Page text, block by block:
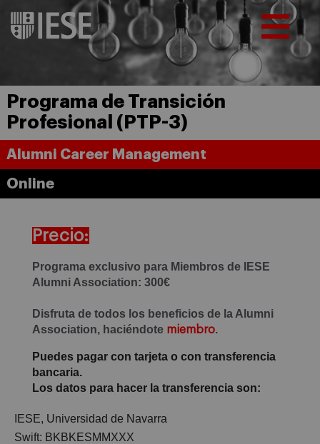
Programa de Transición
Profesional (PTP-3)
Alumni Career Management
Online
Precio:
Programa exclusivo para Miembros de IESE
Alumni Association: 300€
Disfruta de todos los beneficios de la Alumni
Association, haciéndote miembro.
Puedes pagar con tarjeta o con transferencia
bancaria.
Los datos para hacer la transferencia son:
IESE, Universidad de Navarra
Swift: BKBKESMMXXX